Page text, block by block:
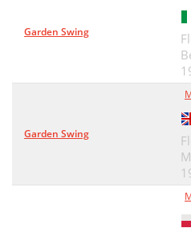
Garden Swing
Garden Swing